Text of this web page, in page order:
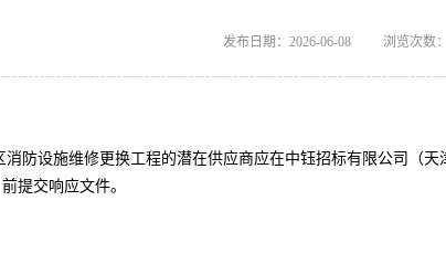
发布日期：2026-06-08 浏览次数：
防设施维修更换工程的潜在供应商应在中钰招标有限公司（
提交响应文件。